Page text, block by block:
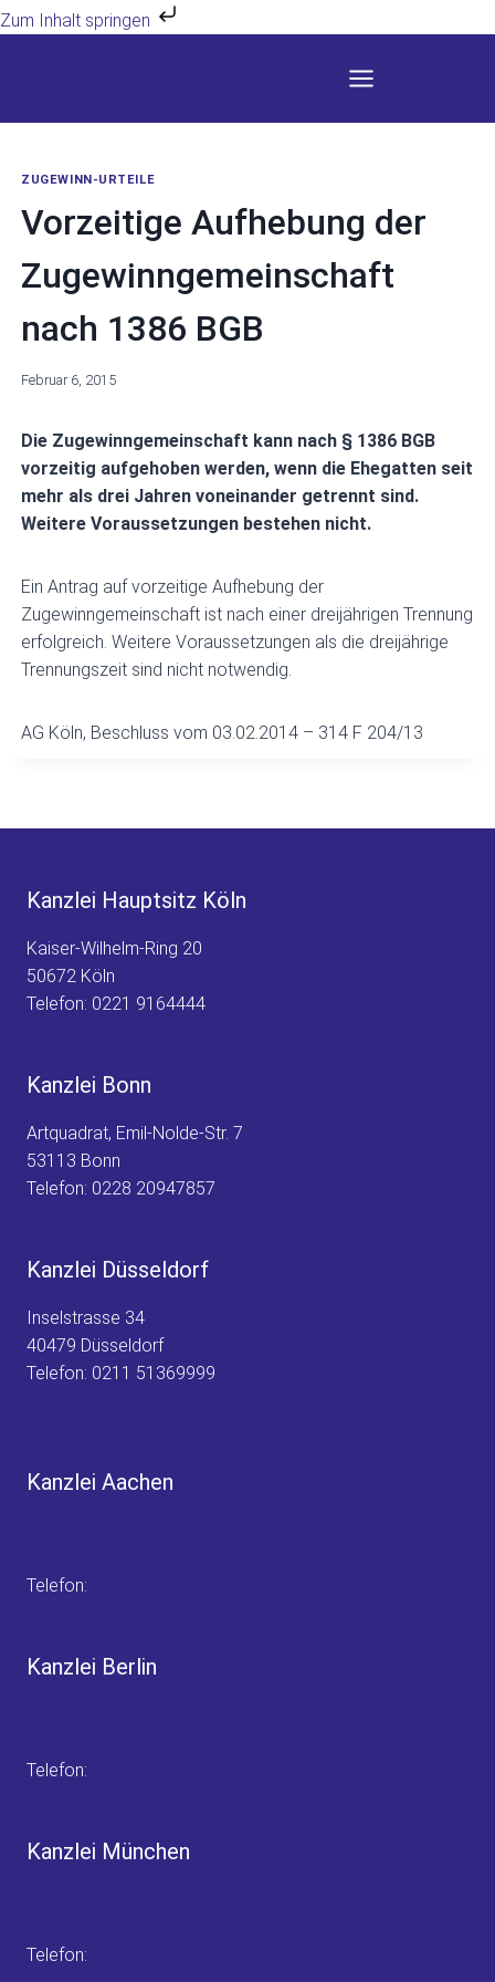
Zum Inhalt springen
ZUGEWINN-URTEILE
Vorzeitige Aufhebung der
Zugewinngemeinschaft
nach 1386 BGB
Februar 6, 2015
Die Zugewinngemeinschaft kann nach § 1386 BGB
vorzeitig aufgehoben werden, wenn die Ehegatten seit
mehr als drei Jahren voneinander getrennt sind.
Weitere Voraussetzungen bestehen nicht.
Ein Antrag auf vorzeitige Aufhebung der
Zugewinngemeinschaft ist nach einer dreijährigen Trennung
erfolgreich. Weitere Voraussetzungen als die dreijährige
Trennungszeit sind nicht notwendig.
AG Köln, Beschluss vom 03.02.2014 – 314 F 204/13
Kanzlei Hauptsitz Köln
Kaiser-Wilhelm-Ring 20
50672 Köln
Telefon: 0221 9164444
Kanzlei Bonn
Artquadrat, Emil-Nolde-Str. 7
53113 Bonn
Telefon: 0228 20947857
Kanzlei Düsseldorf
Inselstrasse 34
40479 Düsseldorf
Telefon: 0211 51369999
Kanzlei Aachen
Telefon:
Kanzlei Berlin
Telefon:
Kanzlei München
Telefon: